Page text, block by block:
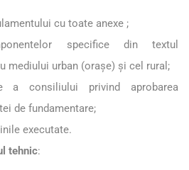
cu toate anexe ;
specifice din textul
mediului urban (orașe) și cel rural;
a consiliului privind aprobarea
de fundamentare;
executate.
tehnic: